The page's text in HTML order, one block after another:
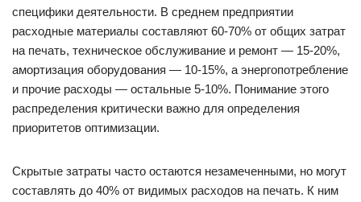
специфики деятельности. В среднем предприятии
расходные материалы составляют 60-70% от общих затрат
на печать, техническое обслуживание и ремонт — 15-20%,
амортизация оборудования — 10-15%, а энергопотребление
и прочие расходы — остальные 5-10%. Понимание этого
распределения критически важно для определения
приоритетов оптимизации.
Скрытые затраты часто остаются незамеченными, но могут
составлять до 40% от видимых расходов на печать. К ним